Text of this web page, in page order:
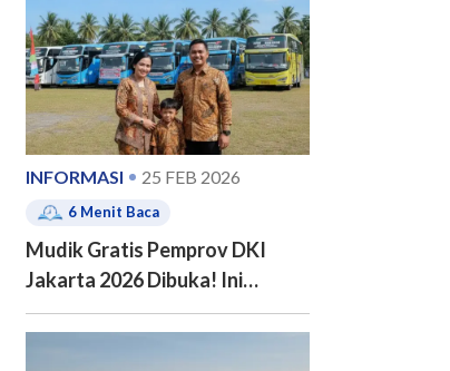
INFORMASI 25 FEB 2026
6 Menit Baca
Mudik Gratis Pemprov DKI
Jakarta 2026 Dibuka! Ini
Jadwal, 20 Kota Tujuan dan
Cara Pendaftarannya